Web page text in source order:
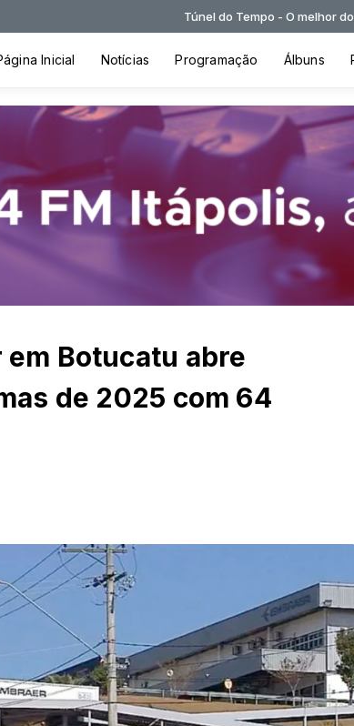
Túnel do Tempo - O melhor do Flash
Inicial Notícias Programação Álbuns
Botucatu abre
de 2025 com 64